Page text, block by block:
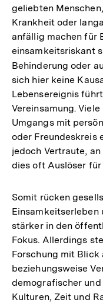
geliebten
Krankheit oder
anfällig machen für
einsamkeitsriskant
Behinderung oder
sich hier keine
Lebensereignis
Vereinsamung.
Umgangs mit
oder Freundeskreis
jedoch Vertraute,
dies oft Auslöser für
Somit rücken
Einsamkeitserleben
stärker in den
Fokus. Allerdings
Forschung mit
beziehungsweise
demografischer und
Kulturen, Zeit und